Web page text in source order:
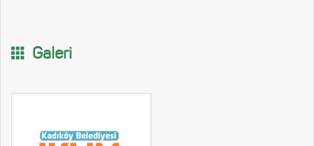
Galeri